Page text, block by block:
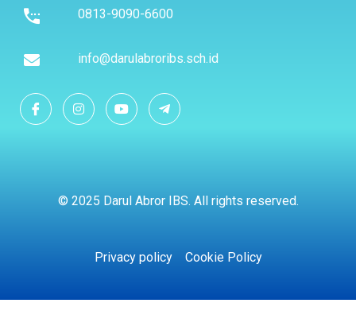
0813-9090-6600
info@darulabroribs.sch.id
© 2025 Darul Abror IBS. All rights reserved.
Privacy policy Cookie Policy